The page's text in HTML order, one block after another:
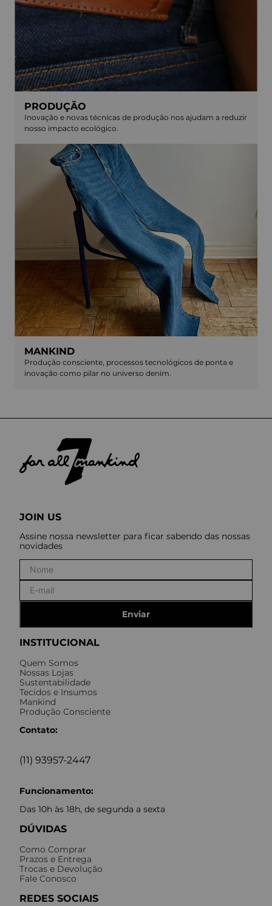
PRODUÇÃO
Inovação e novas técnicas de produção nos ajudam a reduzir
nosso impacto ecológico.
MANKIND
Produção consciente, processos tecnológicos de ponta e
inovação como pilar no universo denim.
INSTITUCIONAL
Quem Somos
Nossas Lojas
Sustentabilidade
Tecidos e Insumos
Mankind
Produção Consciente
Contato:
(11) 93957-2447
Funcionamento:
Das 10h às 18h, de segunda a sexta
DÚVIDAS
Como Comprar
Prazos e Entrega
Trocas e Devolução
Fale Conosco
REDES SOCIAIS
JOIN US
Assine nossa newsletter para ficar sabendo das nossas
novidades
Enviar